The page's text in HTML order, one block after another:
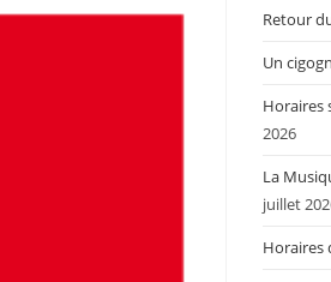
Retour
Un
Horaires
2026
La
juillet
Horaires